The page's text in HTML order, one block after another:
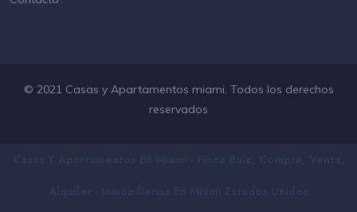
© 2021 Casas y Apartamentos miami. Todos los derechos
reservados